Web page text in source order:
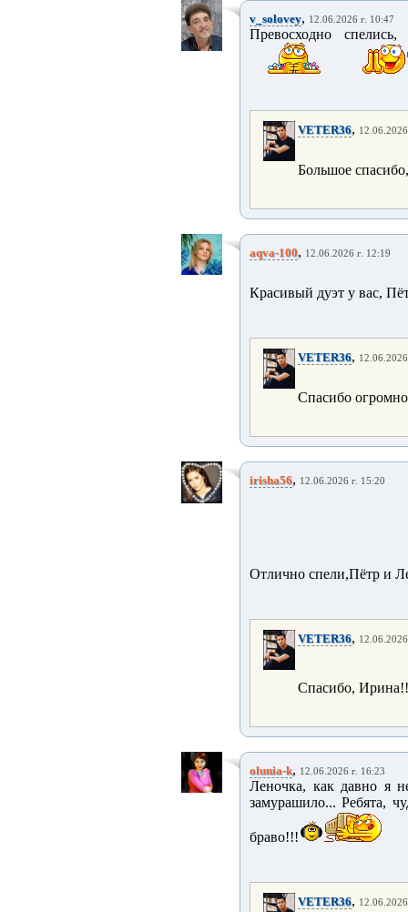
v_solovey, 12.06.2026 г. 10:47
Превосходно
VETER36,
Большое
aqva-100, 12.06.2026 г. 12:19
Красивый дуэт у вас,
VETER36,
Спасибо
irisha56, 12.06.2026 г. 15:20
Отлично спели,Пётр и
VETER36,
Спасибо,
olunia-k, 12.06.2026 г. 16:23
Леночка, как давно я
замурашило... Ребята,
браво!!!
VETER36,